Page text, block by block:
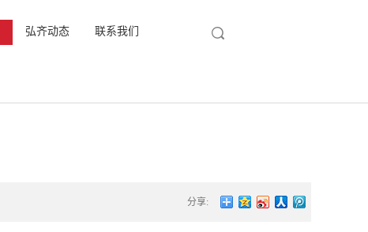
弘齐动态 联系我们
分享: